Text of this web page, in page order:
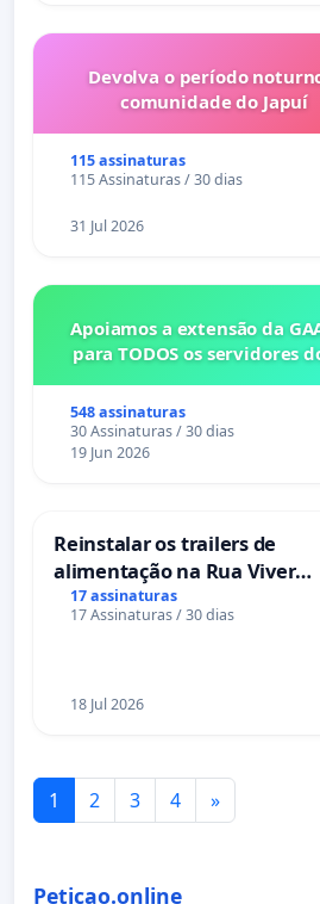
Devolva o período
comunidade do Japuí
115 assinaturas
115 Assinaturas / 30 dias
31 Jul 2026
Apoiamos a extensão da
para TODOS os servidores
548 assinaturas
30 Assinaturas / 30 dias
19 Jun 2026
Reinstalar os trailers de
alimentação na Rua Viver
Salvador
17 assinaturas
17 Assinaturas / 30 dias
18 Jul 2026
1 2 3 4 »
Peticao.online